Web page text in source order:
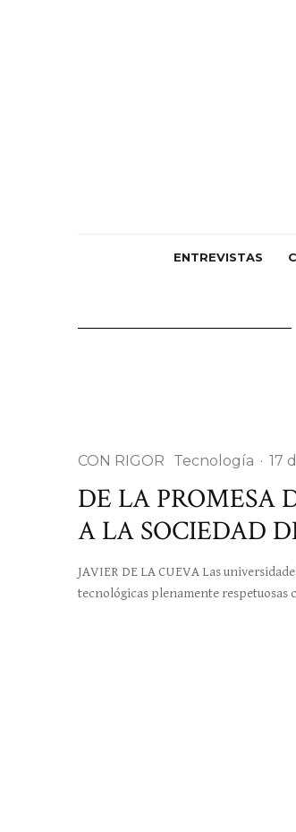
ENTREVISTAS
CON RIGOR Tecnología · 17
DE LA PROMESA
A LA SOCIEDAD
JAVIER DE LA CUEVA Las
tecnológicas plenamente respetuosas